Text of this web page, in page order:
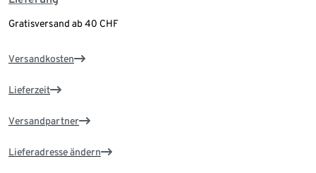
Gratisversand ab 40 CHF
Versandkosten
Lieferzeit
Versandpartner
Lieferadresse ändern